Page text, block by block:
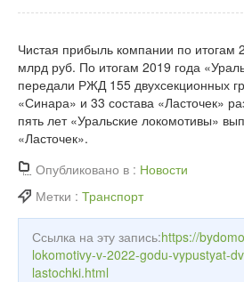
Чистая прибыль компании по итогам
млрд руб. По итогам 2019 года
передали РЖД 155 двухсекционных
«Синара» и 33 состава «Ласточек»
пять лет «Уральские локомотивы»
«Ласточек».
Опубликовано в : Новости
Метки : Транспорт
Ссылка на эту запись:https://
lokomotivy-v-2022-godu-vypustyat-
lastochki.html